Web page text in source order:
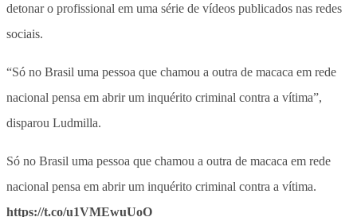
detonar o profissional em uma série de vídeos publicados nas redes
sociais.
“Só no Brasil uma pessoa que chamou a outra de macaca em rede
nacional pensa em abrir um inquérito criminal contra a vítima”,
disparou Ludmilla.
Só no Brasil uma pessoa que chamou a outra de macaca em rede
nacional pensa em abrir um inquérito criminal contra a vítima.
https://t.co/u1VMEwuUoO